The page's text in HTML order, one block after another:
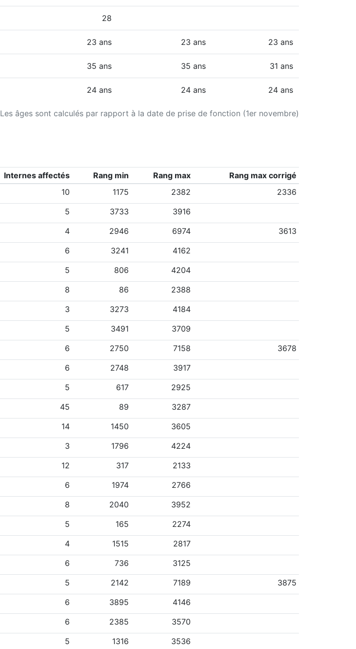
Les âges sont calculés par rapport à la date de prise de fonction (1er novembre)
28
23 ans 23 ans 23 ans
35 ans 35 ans 31 ans
24 ans 24 ans 24 ans
Internes affectés Rang min Rang max
Rang max corrigé
10 1175 2382 2336
5 3733 3916
4 2946 6974 3613
6 3241 4162
5 806 4204
8 86 2388
3 3273 4184
5 3491 3709
6 2750 7158 3678
6 2748 3917
5 617 2925
45 89 3287
14 1450 3605
3 1796 4224
12 317 2133
6 1974 2766
8 2040 3952
5 165 2274
4 1515 2817
6 736 3125
5 2142 7189 3875
6 3895 4146
6 2385 3570
5 1316 3536